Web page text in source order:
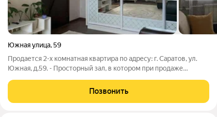
Южная улица,59
Продается 2-х комнатная квартира по адресу: г. Саратов, ул.
Южная, д.59. - Просторный зал, в котором при продаже
возможность подключить wi-fi роутер. Из зала имеется выход
на расширенный
Позвонить